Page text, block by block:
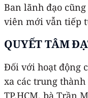
Ban lãnh đạo
viên mới vẫn tiếp
QUYẾT TÂM
Đối với hoạt động
xa các trung
TP.HCM, bà Trần